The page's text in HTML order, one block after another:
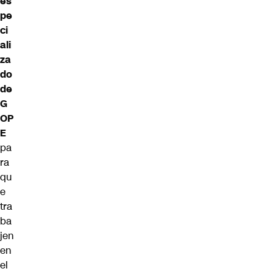
pe
ci
ali
za
do
de
G
OP
E
pa
ra
qu
e
tra
ba
jen
en
el